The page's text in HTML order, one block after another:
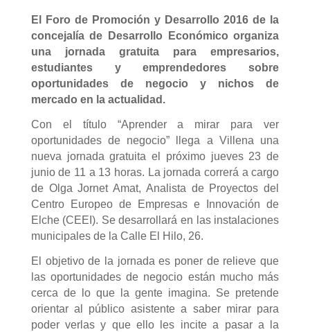
El Foro de Promoción y Desarrollo 2016 de la
concejalía de Desarrollo Económico organiza
una jornada gratuita para empresarios,
estudiantes y emprendedores sobre
oportunidades de negocio y nichos de
mercado en la actualidad.
Con el título “Aprender a mirar para ver
oportunidades de negocio” llega a Villena una
nueva jornada gratuita el próximo jueves 23 de
junio de 11 a 13 horas. La jornada correrá a cargo
de Olga Jornet Amat, Analista de Proyectos del
Centro Europeo de Empresas e Innovación de
Elche (CEEI). Se desarrollará en las instalaciones
municipales de la Calle El Hilo, 26.
El objetivo de la jornada es poner de relieve que
las oportunidades de negocio están mucho más
cerca de lo que la gente imagina. Se pretende
orientar al público asistente a saber mirar para
poder verlas y que ello les incite a pasar a la